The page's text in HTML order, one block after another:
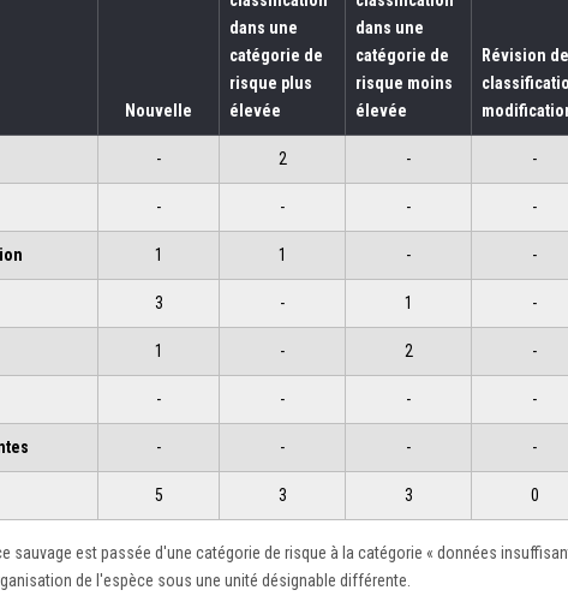
Nouvelle
dans une
catégorie de
risque plus
élevée
dans une
catégorie de
risque moins
élevée
Révision
- 2 - -
- - - -
1 1 - -
3 - 1 -
1 - 2 -
- - - -
- - - -
5 3 3 0
sauvage est passée d'une catégorie de risque à la catégorie « données
de l'espèce sous une unité désignable différente.